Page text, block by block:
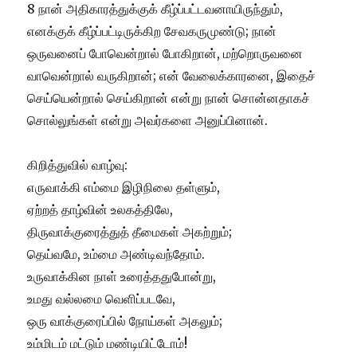
8 நான் அதிகாரத்துக்குக் கீழ்ப்பட்டவனாயிருந்தும்,
எனக்குக் கீழ்ப்பட்டிருக்கிற சேவகருமுண்டு; நான்
ஒருவனைப் போவென்றால் போகிறான், மற்றொருவனை
வாவென்றால் வருகிறான்; என் வேலைக்காரனை, இதைச்
செய்யென்றால் செய்கிறான் என்று நான் சொன்னதாகச்
சொல்லுங்கள் என்று அவர்களை அனுப்பினான்.
கிறித்துவில் வாழ்வு:
எருவாக்கி எம்மை இழிநிலை தள்ளும்,
ஏற்றத் தாழ்வின் உலகத்திலே,
திருவாக்குரைத்துத் தீமைகள் அகற்றும்;
தெய்வமே, உம்மை அண்டிவந்தோம்.
உருவாக்கின நாள் உரைத்ததுபோன்று,
உமது வல்லமை வெளிப்படவே,
ஒரு வாக்குரைப்பில் நோய்கள் அகலும்;
உம்மிடம் மட்டும் மண்டியிட்டோம்!